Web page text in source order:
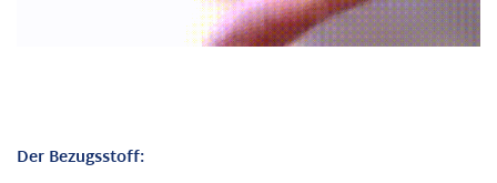
Der Bezugsstoff: